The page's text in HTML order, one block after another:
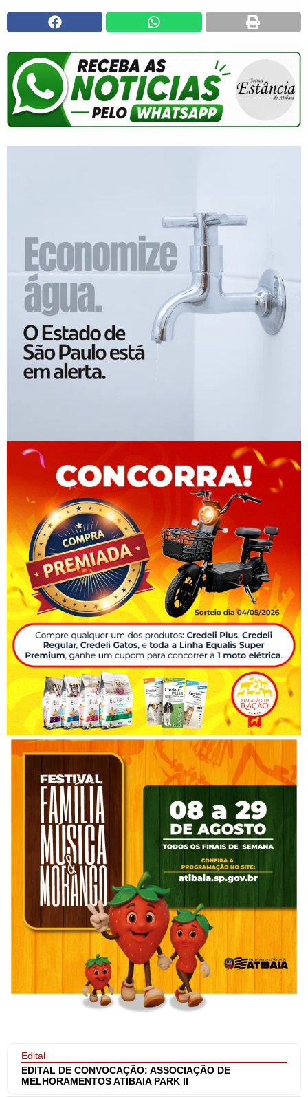
Edital
EDITAL DE CONVOCAÇÃO: ASSOCIAÇÃO DE
MELHORAMENTOS ATIBAIA PARK II